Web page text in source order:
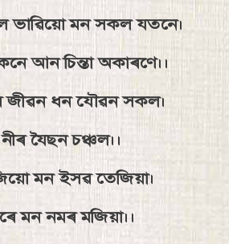
ভাৱিয়ো মন সকল যতনে।
আন চিন্তা অকাৰণে।।
জীৱন ধন যৌৱন সকল।
যৈছন চঞ্চল।।
মন ইসৱ তেজিয়া।
মন নমৰ মজিয়া।।